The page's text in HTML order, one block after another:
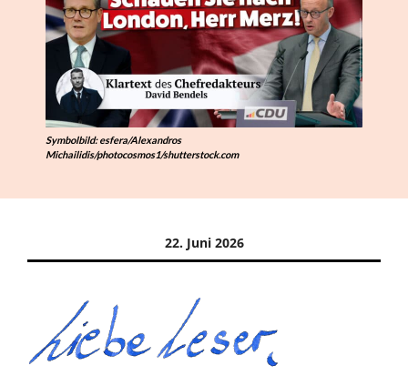
Symbolbild: esfera/Alexandros
Michailidis/photocosmos1/shutterstock.com
22. Juni 2026